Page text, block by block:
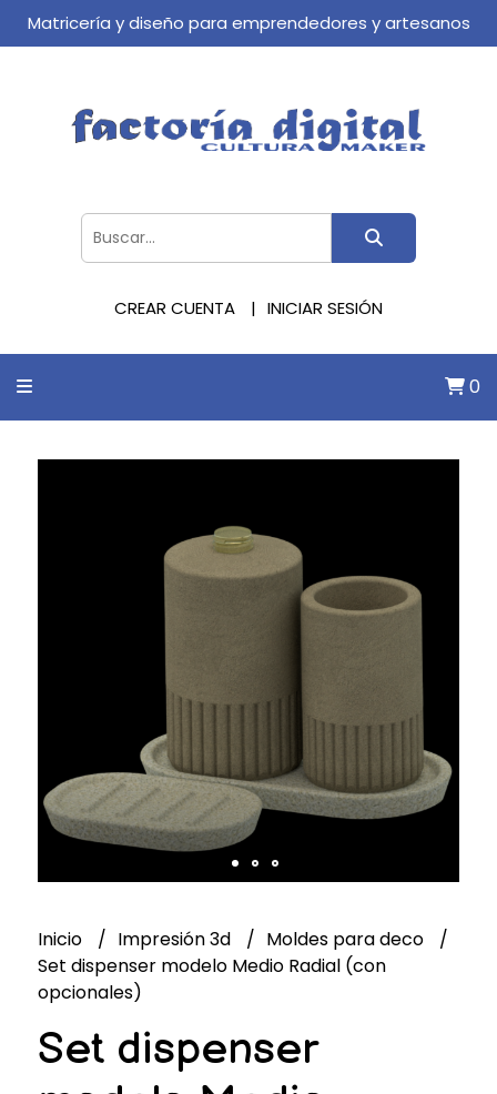
Matricería y diseño para emprendedores y artesanos
CREAR CUENTA INICIAR SESIÓN
0
Inicio Impresión 3d
Moldes para deco
Set dispenser modelo Medio Radial (con
opcionales)
Set dispenser